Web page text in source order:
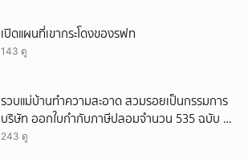
เปิดแผนที่เขากระโดงของรฟท
143 ดู
รวบแม่บ้านทำความสะอาด สวมรอยเป็นกรรมการ
บริษัท ออกใบกำกับภาษีปลอมจำนวน 535 ฉบับ รัฐ
เสียหายกว่า 129 ล้านบาท
243 ดู